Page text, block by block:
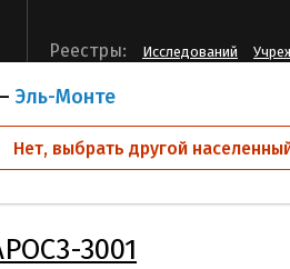
Эль-Монте
Нет, выбрать другой
Реестры: Исследований
AROAPOC3-3001
3001